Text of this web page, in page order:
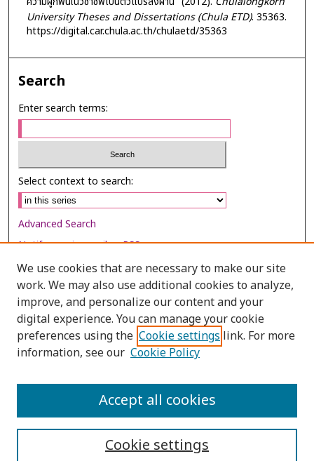
University Theses and Dissertations (Chula ETD). 35363.
https://digital.car.chula.ac.th/chulaetd/35363
Search
Enter search terms:
Select context to search:
Advanced Search
Notify me via email orRSS
Browse
Collections
Disciplines
Authors
We use cookies that are necessary to make our site
work. We may also use additional cookies to analyze,
improve, and personalize our content and your
digital experience. You can manage your cookie
preferences using the Cookie settings link. For more
information, see our Cookie Policy
Cookie settings
Accept all cookies